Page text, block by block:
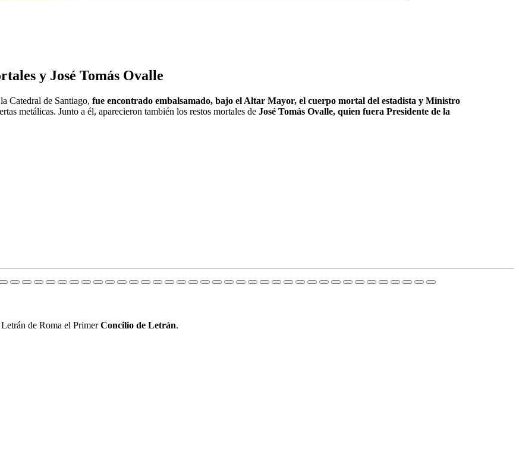
y José Tomás Ovalle
Catedral de Santiago, fue encontrado embalsamado, bajo el Altar Mayor, el cuerpo mortal del estadista y Ministro
metálicas. Junto a él, aparecieron también los restos mortales de José Tomás Ovalle, quien fuera Presidente de la
de Roma el PrimerConcilio de Letrán.